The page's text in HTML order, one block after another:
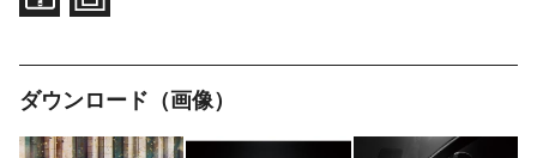
ダウンロード（画像）